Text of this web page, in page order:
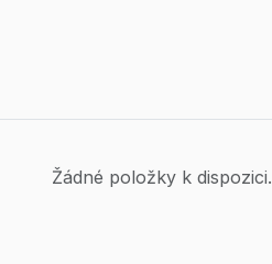
Žádné položky k dispozici.